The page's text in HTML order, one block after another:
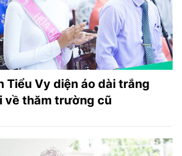
Tiểu Vy diện áo dài trắng
về thăm trường cũ